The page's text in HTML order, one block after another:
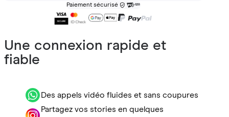
Paiement sécurisé
Une connexion rapide et
fiable
Des appels vidéo fluides et sans coupures
Partagez vos stories en quelques